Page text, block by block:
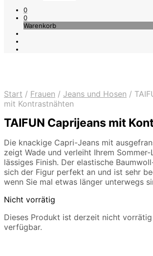
0
0
Warenkorb
Start / Frauen / Jeans und Hosen /
mit Kontrastnähten
TAIFUN Caprijeans mit
Die knackige Capri-Jeans mit
zeigt Wade und verleiht Ihrem
lässiges Finish. Der elastische
sich der Figur perfekt an und ist sehr
wenn Sie mal etwas länger unterwegs
Nicht vorrätig
Dieses Produkt ist derzeit nicht
verfügbar.